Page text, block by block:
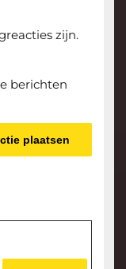
zijn.
berichten